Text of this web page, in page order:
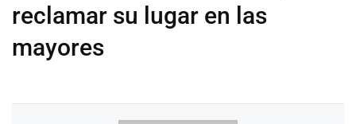
reclamar su lugar en las
mayores